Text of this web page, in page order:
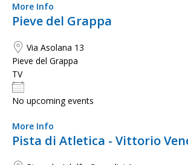
More Info
Pieve del Grappa
Via Asolana 13
Pieve del Grappa
TV
No upcoming events
More Info
Pista di Atletica - Vittorio